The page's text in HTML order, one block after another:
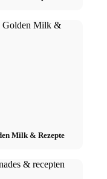
Milk & Rezepte